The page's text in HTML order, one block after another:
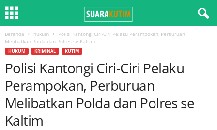
Beranda hukum
Polisi Kantongi Ciri-Ciri Pelaku Perampokan, Perburuan
Melibatkan Polda dan Polres se Kaltim
HUKUM KRIMINAL KUTIM
Polisi Kantongi Ciri-Ciri Pelaku
Perampokan, Perburuan
Melibatkan Polda dan Polres se
Kaltim